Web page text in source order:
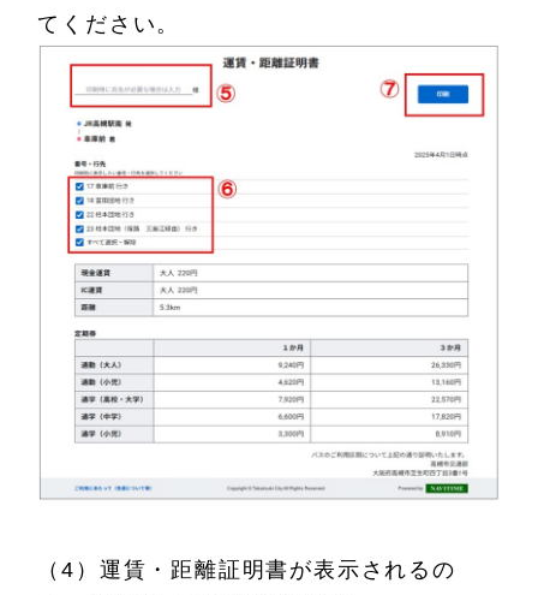
てください。
（4）運賃・距離証明書が表示されるの